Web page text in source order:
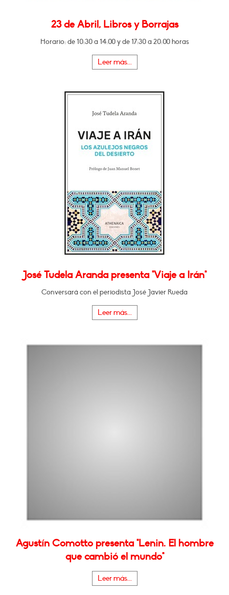
23 de Abril, Libros y Borrajas
Horario: de 10:30 a 14:00 y de 17:30 a 20:00 horas
Leer más...
José Tudela Aranda presenta "Viaje a Irán"
Conversará con el periodista José Javier Rueda
Leer más...
Agustín Comotto presenta "Lenin. El hombre
que cambió el mundo"
Leer más...